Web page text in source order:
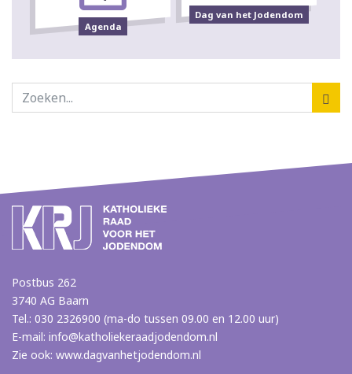
Agenda
Dag van het Jodendom
Postbus 262
3740 AG Baarn
Tel.: 030 2326900 (ma-do tussen 09.00 en 12.00 uur)
E-mail: info@katholiekeraadjodendom.nl
Zie ook: www.dagvanhetjodendom.nl